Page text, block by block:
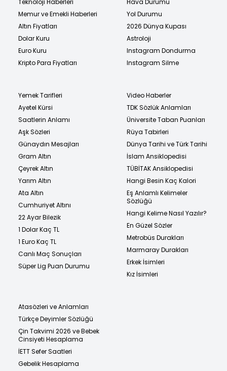
Teknoloji Haberleri
Memur ve Emekli Haberleri
Altın Fiyatları
Dolar Kuru
Euro Kuru
Kripto Para Fiyatları
Hava Durumu
Yol Durumu
2026 Dünya Kupası
Astroloji
Instagram Dondurma
Instagram Silme
Yemek Tarifleri
Ayetel Kürsi
Saatlerin Anlamı
Aşk Sözleri
Günaydın Mesajları
Gram Altın
Çeyrek Altın
Yarım Altın
Ata Altın
Cumhuriyet Altını
22 Ayar Bilezik
1 Dolar Kaç TL
1 Euro Kaç TL
Canlı Maç Sonuçları
Süper Lig Puan Durumu
Video Haberler
TDK Sözlük Anlamları
Üniversite Taban Puanları
Rüya Tabirleri
Dünya Tarihi ve Türk Tarihi
İslam Ansiklopedisi
TÜBİTAK Ansiklopedisi
Hangi Besin Kaç Kalori
Eş Anlamlı Kelimeler
Sözlüğü
Hangi Kelime Nasıl Yazılır?
En Güzel Sözler
Metrobüs Durakları
Marmaray Durakları
Erkek İsimleri
Kız İsimleri
Atasözleri ve Anlamları
Türkçe Deyimler Sözlüğü
Çin Takvimi 2026 ve Bebek
Cinsiyeti Hesaplama
İETT Sefer Saatleri
Gebelik Hesaplama